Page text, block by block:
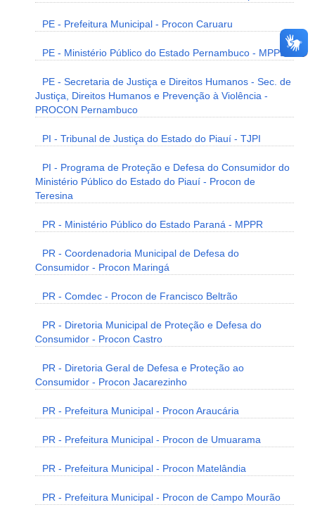
PE - Prefeitura Municipal - Procon Caruaru
PE - Ministério Público do Estado Pernambuco - MPPE
PE - Secretaria de Justiça e Direitos Humanos - Sec. de
Justiça, Direitos Humanos e Prevenção à Violência -
PROCON Pernambuco
PI - Tribunal de Justiça do Estado do Piauí - TJPI
PI - Programa de Proteção e Defesa do Consumidor do
Ministério Público do Estado do Piauí - Procon de
Teresina
PR - Ministério Público do Estado Paraná - MPPR
PR - Coordenadoria Municipal de Defesa do
Consumidor - Procon Maringá
PR - Comdec - Procon de Francisco Beltrão
PR - Diretoria Municipal de Proteção e Defesa do
Consumidor - Procon Castro
PR - Diretoria Geral de Defesa e Proteção ao
Consumidor - Procon Jacarezinho
PR - Prefeitura Municipal - Procon Araucária
PR - Prefeitura Municipal - Procon de Umuarama
PR - Prefeitura Municipal - Procon Matelândia
PR - Prefeitura Municipal - Procon de Campo Mourão